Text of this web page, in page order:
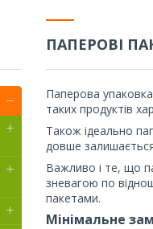
ПАПЕРОВІ
Паперова
таких продуктів
Також ідеально
довше
Важливо і те, що
зневагою по
пакетами.
Мінімальне